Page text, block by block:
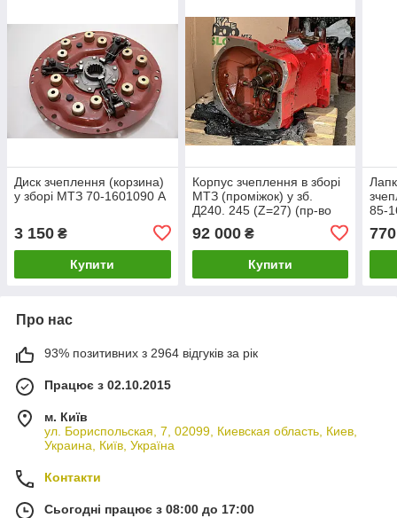
Диск зчеплення (корзина)
у зборі МТЗ 70-1601090 А
3 150 ₴
Купити
Корпус зчеплення в зборі
МТЗ (проміжок) у зб.
Д240. 245 (Z=27) (пр-во
92 000₴
Купити
85-
770
Про нас
93% позитивних з 2964 відгуків за рік
Працює з 02.10.2015
м. Київ
ул. Бориспольская, 7, 02099, Киевская область, Киев,
Украина, Київ, Україна
Контакти
Сьогодні працює з 08:00 до 17:00